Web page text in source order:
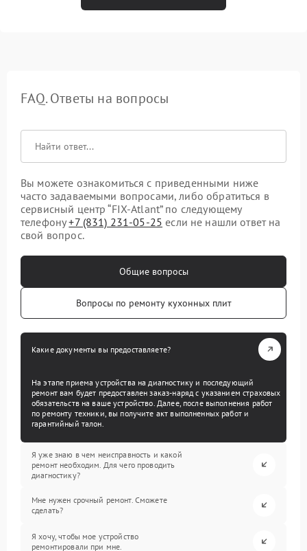
FAQ. Ответы на вопросы
Вы можете ознакомиться с приведенными ниже
часто задаваемыми вопросами, либо обратиться в
сервисный центр “FIX-Atlant” по следующему
телефону+7 (831) 231-05-25 если не нашли ответ на
свой вопрос.
Общие вопросы
Вопросы по ремонту кухонных плит
Какие документы вы предоставляете?
На этапе приема устройства на диагностику и последующий
ремонт вам будет предоставлен заказ-наряд с указанием страховых
обязательств на ваше устройство. Далее, после выполнения работ
по ремонту техники, вы получите акт выполненных работ и
гарантийный талон.
Я уже знаю в чем неисправность и какой
ремонт необходим. Для чего проводить
диагностику?
Мне нужен срочный ремонт. Сможете
сделать?
Я хочу, чтобы мое устройство
ремонтировали при мне.